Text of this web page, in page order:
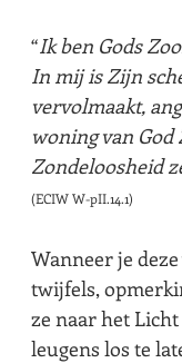
“Ik ben Gods
In mij is Zijn
vervolmaakt,
woning van
Zondeloosheid
(ECIW W-pII.14.1)
Wanneer je
twijfels,
ze naar het
leugens los te